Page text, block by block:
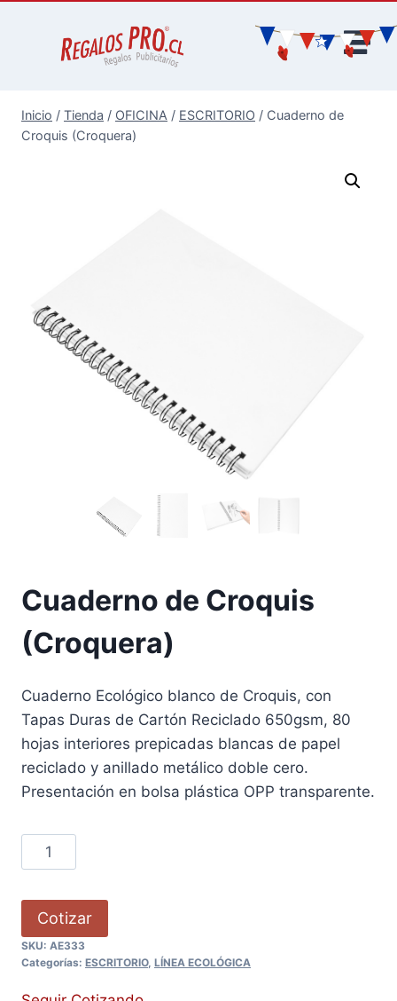
Inicio / Tienda / OFICINA / ESCRITORIO / Cuaderno de
Croquis (Croquera)
Cuaderno de Croquis
(Croquera)
Cuaderno Ecológico blanco de Croquis, con
Tapas Duras de Cartón Reciclado 650gsm, 80
hojas interiores prepicadas blancas de papel
reciclado y anillado metálico doble cero.
Presentación en bolsa plástica OPP transparente.
Cotizar
SKU: AE333
Categorías: ESCRITORIO, LÍNEA ECOLÓGICA